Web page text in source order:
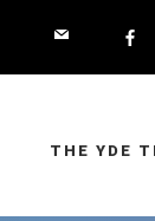
THE YDE